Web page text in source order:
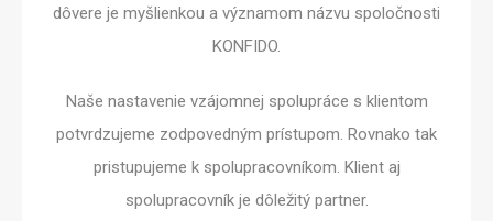
dôvere je myšlienkou a významom názvu spoločnosti
KONFIDO.
Naše nastavenie vzájomnej spolupráce s klientom
potvrdzujeme zodpovedným prístupom. Rovnako tak
pristupujeme k spolupracovníkom. Klient aj
spolupracovník je dôležitý partner.